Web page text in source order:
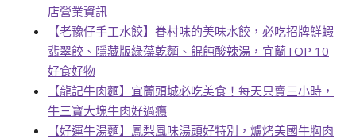
店營業資訊
【老豫仔手工水餃】眷村味的美味水餃，必吃招牌鮮蝦
翡翠餃、隱藏版綠藻乾麵、餛飩酸辣湯，宜蘭TOP 10
好食好物
【龍記牛肉麵】宜蘭頭城必吃美食！每天只賣三小時，
牛三寶大塊牛肉好過癮
【好運牛湯麵】鳳梨風味湯頭好特別，爐烤美國牛胸肉